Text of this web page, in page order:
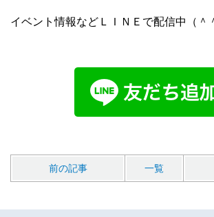
イベント情報などＬＩＮＥで配信中（＾
前の記事 一覧